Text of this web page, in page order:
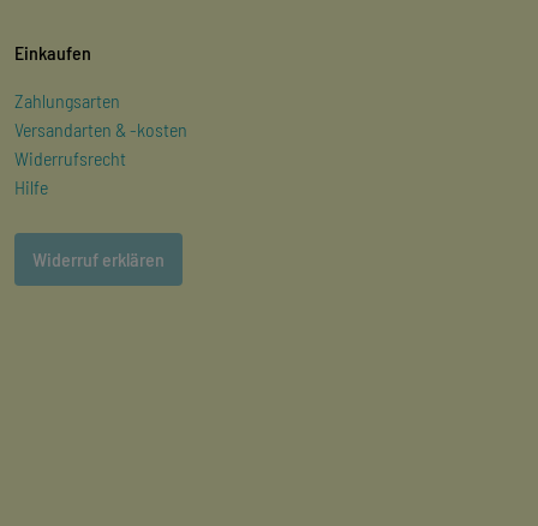
Einkaufen
Zahlungsarten
Versandarten & -kosten
Widerrufsrecht
Hilfe
Widerruf erklären